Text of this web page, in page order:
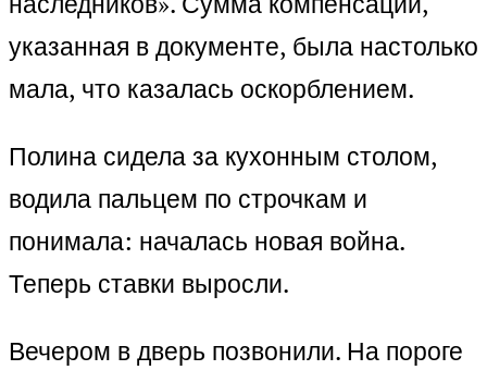
указанная в документе, была настолько
мала, что казалась оскорблением.
Полина сидела за кухонным столом,
водила пальцем по строчкам и
понимала: началась новая война.
Теперь ставки выросли.
Вечером в дверь позвонили. На пороге